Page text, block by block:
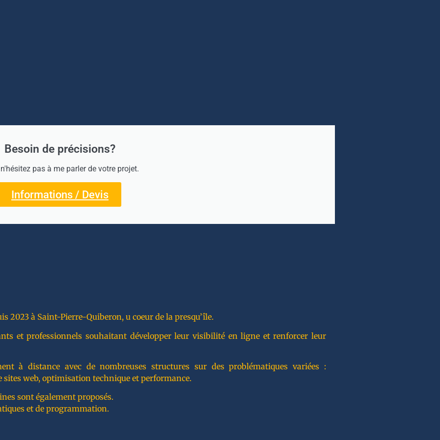
Besoin de précisions?
pas à me parler de votre projet.
Informations / Devis
2023 à Saint-Pierre-Quiberon, u coeur de la presqu’île.
et professionnels souhaitant développer leur visibilité en ligne et renforcer leur
à distance avec de nombreuses structures sur des problématiques variées :
web, optimisation technique et performance.
sont également proposés.
et de programmation.